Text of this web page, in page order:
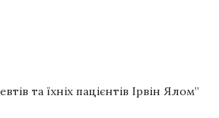
та їхніх пацієнтів Ірвін Ялом”